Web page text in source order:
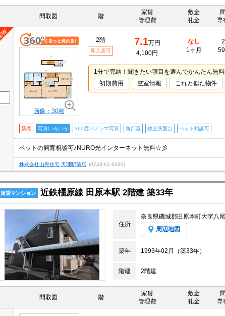
間取図 階
家賃
管理費
敷金
礼金
専
画像：30枚
2階
即入居可
7.1万円
4,100円
なし
1ヶ月
1分で完結！聞きたい項目を選んでかんたん無料
初期費用
空室情報 これと似た物件
新着 写真いろいろ 360度パノラマ写真 角部屋 独立洗面台 ペット相談可
ペットの飼育相談可♪NURO光インターネット無料☆彡
株式会社山晃住宅 天理駅前店 (0743-62-6200)
賃貸マンション 近鉄橿原線 田原本駅 2階建 築33年
住所
奈良県磯城郡田原本町大字八尾
周辺地図
築年
1993年02月（築33年）
階建 2階建
間取図 階
家賃
管理費
敷金
礼金
専